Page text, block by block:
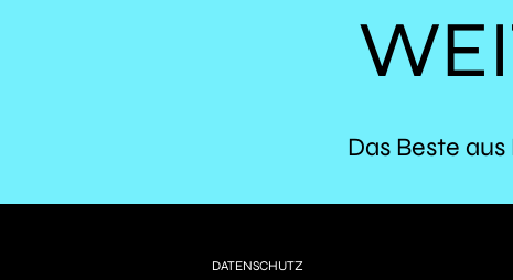
Das Beste
DATENSCHUTZ